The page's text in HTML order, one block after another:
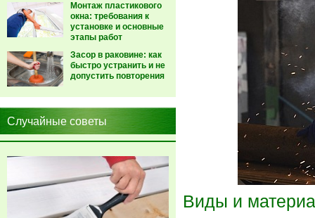
Монтаж пластикового
окна: требования к
установке и основные
этапы работ
Засор в раковине: как
быстро устранить и не
допустить повторения
Случайные советы
Виды и